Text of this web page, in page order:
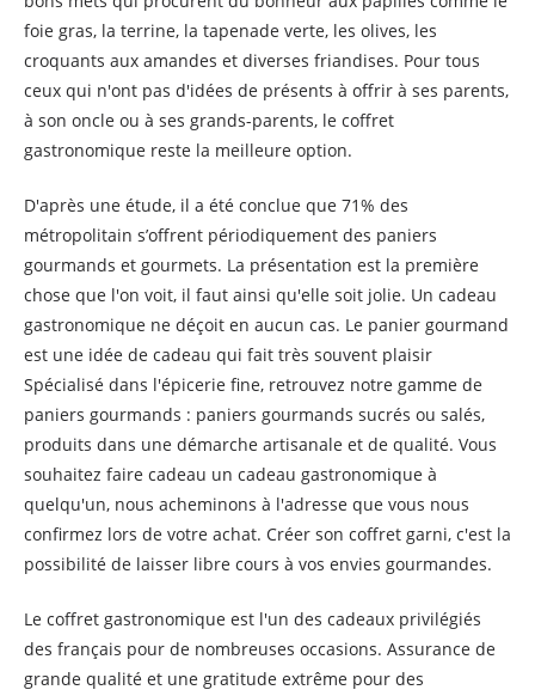
foie gras, la terrine, la tapenade verte, les olives, les
croquants aux amandes et diverses friandises. Pour tous
ceux qui n'ont pas d'idées de présents à offrir à ses parents,
à son oncle ou à ses grands-parents, le coffret
gastronomique reste la meilleure option.
D'après une étude, il a été conclue que 71% des
métropolitain s’offrent périodiquement des paniers
gourmands et gourmets. La présentation est la première
chose que l'on voit, il faut ainsi qu'elle soit jolie. Un cadeau
gastronomique ne déçoit en aucun cas. Le panier gourmand
est une idée de cadeau qui fait très souvent plaisir
Spécialisé dans l'épicerie fine, retrouvez notre gamme de
paniers gourmands : paniers gourmands sucrés ou salés,
produits dans une démarche artisanale et de qualité. Vous
souhaitez faire cadeau un cadeau gastronomique à
quelqu'un, nous acheminons à l'adresse que vous nous
confirmez lors de votre achat. Créer son coffret garni, c'est la
possibilité de laisser libre cours à vos envies gourmandes.
Le coffret gastronomique est l'un des cadeaux privilégiés
des français pour de nombreuses occasions. Assurance de
grande qualité et une gratitude extrême pour des